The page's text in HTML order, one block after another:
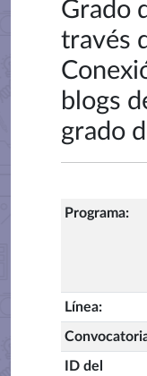
Grado
través
blogs
grado
Programa:
Línea:
ID del